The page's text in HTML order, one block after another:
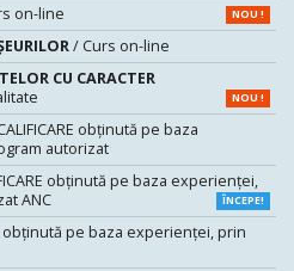
on-line NOU !
/ Curs on-line
CU CARACTER
NOU !
obținută pe baza
autorizat
obținută pe baza experienței,
ANC
ÎNCEPE!
obținută pe baza experienței, prin